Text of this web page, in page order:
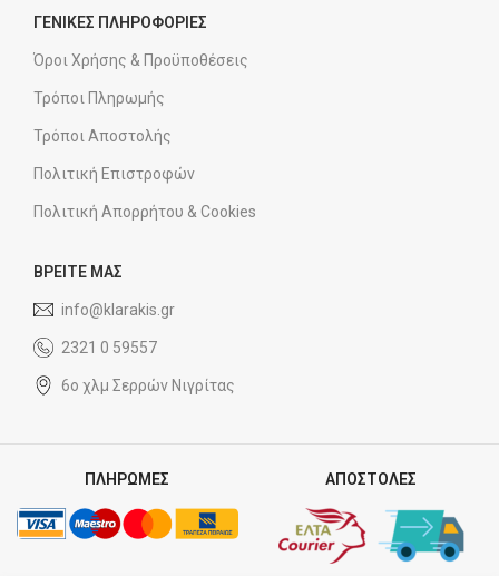
ΓΕΝΙΚΕΣ ΠΛΗΡΟΦΟΡΙΕΣ
Όροι Χρήσης & Προϋποθέσεις
Τρόποι Πληρωμής
Τρόποι Αποστολής
Πολιτική Επιστροφών
Πολιτική Απορρήτου & Cookies
ΒΡΕΙΤΕ ΜΑΣ
info@klarakis.gr
2321 0 59557
6ο χλμ Σερρών Νιγρίτας
ΠΛΗΡΩΜΕΣ ΑΠΟΣΤΟΛΕΣ